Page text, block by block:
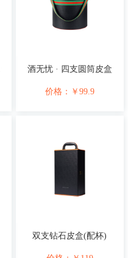
酒无忧 · 四支圆筒皮盒
价格： ￥ 99.9
双支钻石皮盒(配杯)